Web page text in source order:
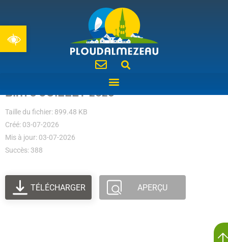
Ouvrir la barre d’outils
BIM 3 JUILLET 2026
Taille du fichier: 899.48 KB
Créé: 03-07-2026
Mis à jour: 03-07-2026
Succès: 388
TÉLÉCHARGER APERÇU